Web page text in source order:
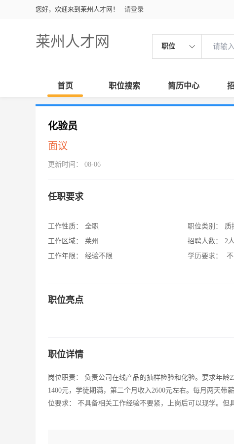
您好，欢迎来到莱州人才网！ 请登录
莱州人才网 职位
首页 职位搜索 简历中心
化验员
面议
更新时间： 08-06
任职要求
工作性质：
全职
工作区域：
莱州
工作年限：
经验不限
职位类别：
质
招聘人数：
2人
学历要求：
职位亮点
职位详情
岗位职责： 负责公司在线产品的抽样检验和化验。要求年
1400元，学徒期满，第二个月收入2600元左右。每月两天
位要求： 不具备相关工作经验不要紧，上岗后可以现学。但